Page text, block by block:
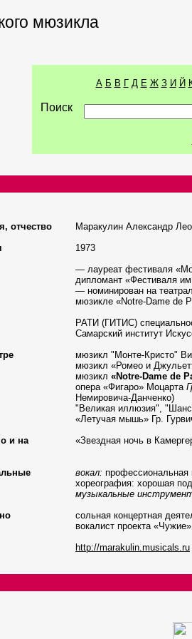
мюзикла
А Б В Г Д Е Ж З И Й
Поиск
отчество
Маракулин Александр
1973
— лауреат фестиваля
дипломант «Фестиваля
— номинирован на
мюзикле «Notre-Dame de
РАТИ (ГИТИС)
Самарский институт
мюзикл "Монте-Кристо"
мюзикл «Ромео и
мюзикл «Notre-Dame de
опера «Фигаро» Моцарта
Немировича-Данченко)
"Великая иллюзия",
«Летучая мышь» Гр.
и на
«Звездная ночь в
вокал: профессиональная
хореография: хорошая
музыкальные
сольная концертная
вокалист проекта «Чужие»
http://marakulin.musicals.ru